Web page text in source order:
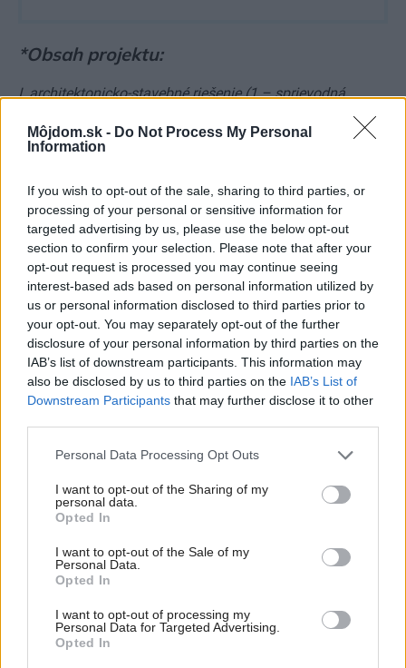
Môjdom.sk - Do Not Process My Personal
Information
If you wish to opt-out of the sale, sharing to third parties, or
processing of your personal or sensitive information for
targeted advertising by us, please use the below opt-out
section to confirm your selection. Please note that after your
opt-out request is processed you may continue seeing
interest-based ads based on personal information utilized by
us or personal information disclosed to third parties prior to
your opt-out. You may separately opt-out of the further
disclosure of your personal information by third parties on the
IAB’s list of downstream participants. This information may
also be disclosed by us to third parties on the IAB’s List of
Downstream Participants that may further disclose it to other
Please note that this website/app uses one or more Google
not limited to your visit or usage behaviour. You may click to
grant or deny consent to Google and its third-party tags to
use your data for below specified purposes in below Google
consent section.
Personal Data Processing Opt Outs
I want to opt-out of the Sharing of my
personal data.
Opted In
I want to opt-out of the Sale of my
Personal Data.
Opted In
I want to opt-out of processing my
Personal Data for Targeted Advertising.
Opted In
*Obsah projektu:
I. architektonicko-stavebné riešenie (1 – sprievodná
technická správa, 2 – prehľad stavebných materiálov, 3 –
orientačný rozpočet, 4 – stavebné výkresy (výkopy,
50, 5 – oplotenie)
II. vnútorné inštalácie (6 – vykurovanie, 7 – voda, 8 –
kanalizácia, 9 – plyn, 10 – elektroinštalácia)
III. prípojky inžinierskych sietí od uličných rozvodov k
domu (11 – voda, 12 – kanalizácia, 13 – elektrina, 14 –
plyn)
IV. statika
Kategória: Projekty rodinných domov